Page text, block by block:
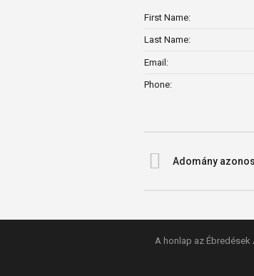
First Name:
Last Name:
Email:
Phone:
Adomány
A honlap az